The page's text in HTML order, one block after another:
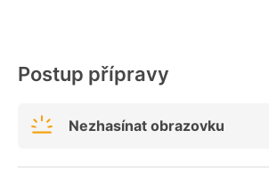
Postup přípravy
Nezhasínat obrazovku